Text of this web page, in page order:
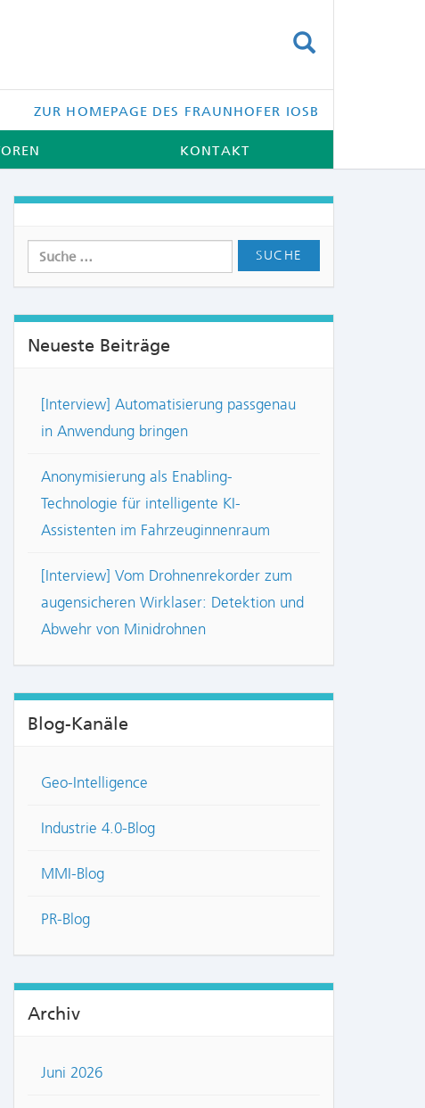
ZUR HOMEPAGE DES FRAUNHOFER IOSB
KONTAKT
Neueste Beiträge
[Interview] Automatisierung passgenau
in Anwendung bringen
Anonymisierung als Enabling-
Technologie für intelligente KI-
Assistenten im Fahrzeuginnenraum
[Interview] Vom Drohnenrekorder zum
augensicheren Wirklaser: Detektion und
Abwehr von Minidrohnen
Blog-Kanäle
Geo-Intelligence
Industrie 4.0-Blog
MMI-Blog
PR-Blog
Archiv
Juni 2026